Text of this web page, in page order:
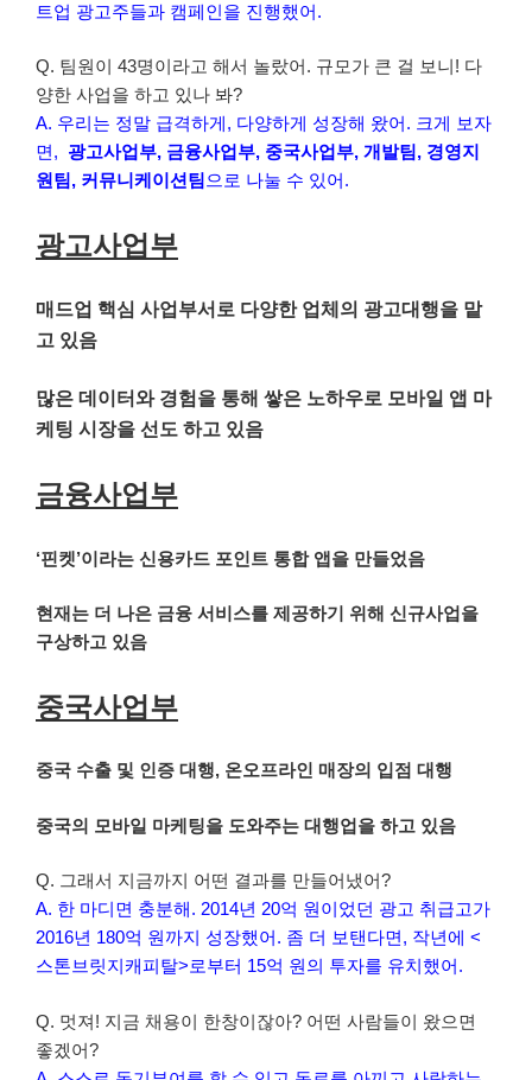
트업 광고주들과 캠페인을 진행했어.
Q. 팀원이 43명이라고 해서 놀랐어. 규모가 큰 걸 보니! 다
양한 사업을 하고 있나 봐?
A. 우리는 정말 급격하게, 다양하게 성장해 왔어. 크게 보자
면, 광고사업부, 금융사업부, 중국사업부, 개발팀, 경영지
원팀, 커뮤니케이션팀 으로 나눌 수 있어.
광고사업부
매드업 핵심 사업부서로 다양한 업체의 광고대행을 맡
고 있음
많은 데이터와 경험을 통해 쌓은 노하우로 모바일 앱 마
케팅 시장을 선도 하고 있음
금융사업부
‘핀켓’이라는 신용카드 포인트 통합 앱을 만들었음
현재는 더 나은 금융 서비스를 제공하기 위해 신규사업을
구상하고 있음
중국사업부
중국 수출 및 인증 대행, 온오프라인 매장의 입점 대행
중국의 모바일 마케팅을 도와주는 대행업을 하고 있음
Q. 그래서 지금까지 어떤 결과를 만들어냈어?
A. 한 마디면 충분해. 2014년 20억 원이었던 광고 취급고가
2016년 180억 원까지 성장했어. 좀 더 보탠다면, 작년에 <
스톤브릿지캐피탈>로부터 15억 원의 투자를 유치했어.
Q. 멋져! 지금 채용이 한창이잖아? 어떤 사람들이 왔으면
좋겠어?